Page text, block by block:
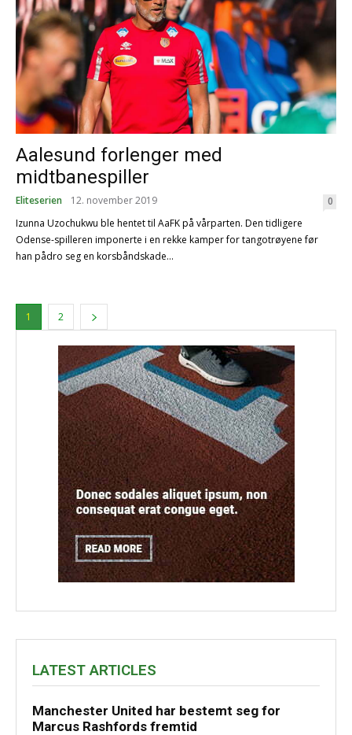
Aalesund forlenger med
midtbanespiller
Eliteserien 12. november 2019
0
Izunna Uzochukwu ble hentet til AaFK på vårparten. Den tidligere
Odense-spilleren imponerte i en rekke kamper for tangotrøyene før
han pådro seg en korsbåndskade...
1 2
LATEST ARTICLES
Manchester United har bestemt seg for
Marcus Rashfords fremtid